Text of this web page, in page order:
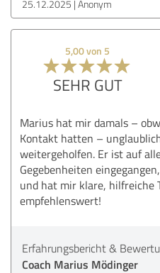
25.12.2025 Anonym
5,00 von 5
SEHR GUT
Marius hat mir damals –
Kontakt hatten –
weitergeholfen. Er ist auf
Gegebenheiten
und hat mir klare, hilfreiche
empfehlenswert!
Erfahrungsbericht &
Coach Marius Mödinger